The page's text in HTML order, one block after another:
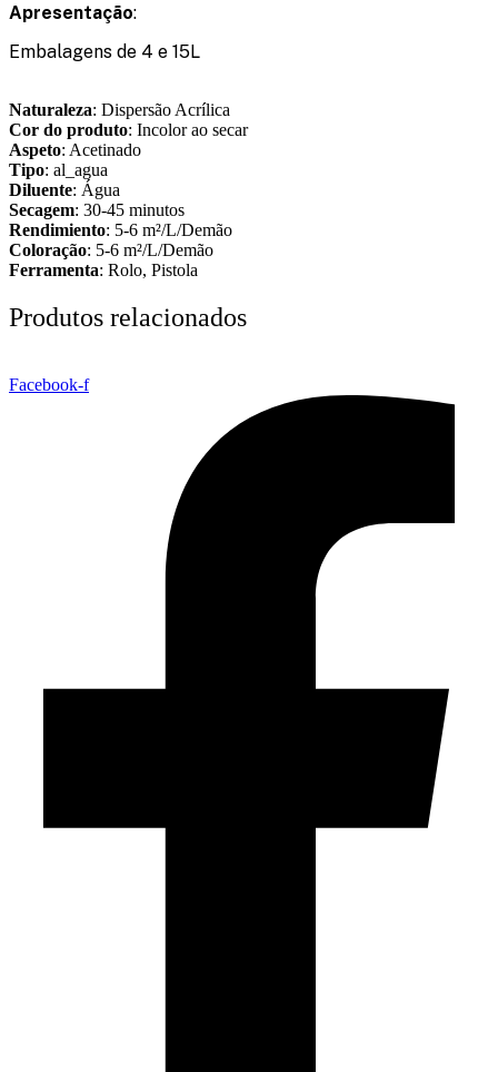
Apresentação:
Embalagens de 4 e 15L
Naturaleza: Dispersão Acrílica
Cor do produto: Incolor ao secar
Aspeto: Acetinado
Tipo: al_agua
Diluente: Água
Secagem: 30-45 minutos
Rendimiento: 5-6 m²/L/Demão
Coloração: 5-6 m²/L/Demão
Ferramenta: Rolo, Pistola
Produtos relacionados
Facebook-f